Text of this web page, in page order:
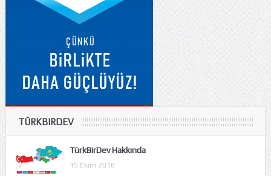
TÜRKBIRDEV
TürkBirDev Hakkında
15 Ekim 2018